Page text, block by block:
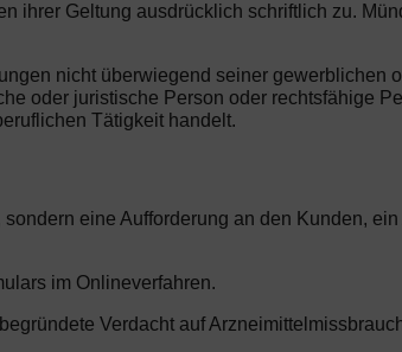
ihrer Geltung ausdrücklich schriftlich zu.
nicht überwiegend seiner gewerblichen
oder juristische Person oder rechtsfähige
Tätigkeit handelt.
eine Aufforderung an den Kunden,
im Onlineverfahren.
Verdacht auf